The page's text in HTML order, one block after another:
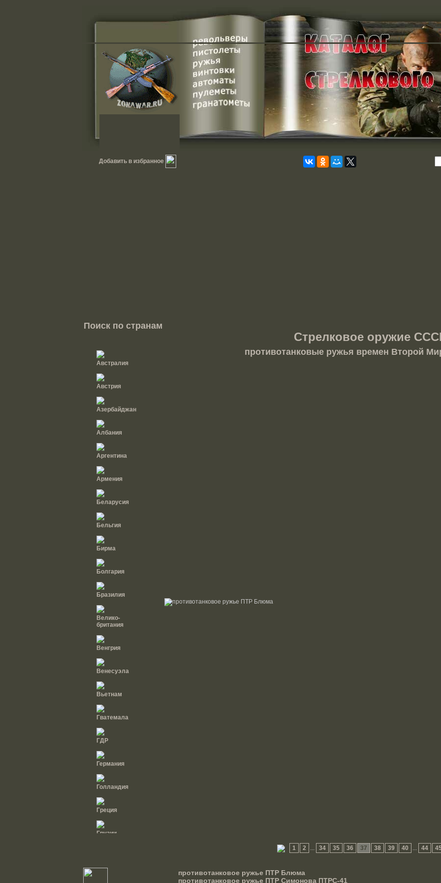
Добавить в избранное
Поиск по странам
Австралия
Австрия
Азербайджан
Албания
Аргентина
Армения
Беларусия
Бельгия
Бирма
Болгария
Бразилия
Велико-
британия
Венгрия
Венесуэла
Вьетнам
Гватемала
ГДР
Германия
Голландия
Греция
Грузии
Стрелковое оружие
противотанковые ружья времен Второй
1 2 ... 34 35 36 37 38 39 40 ... 44
противотанковое ружье ПТР Блюма
противотанковое ружье ПТР Симонова ПТРС-41